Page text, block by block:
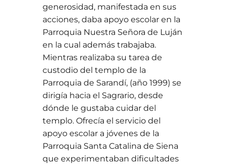
generosidad, manifestada en sus
acciones, daba apoyo escolar en la
Parroquia Nuestra Señora de Luján
en la cual además trabajaba.
Mientras realizaba su tarea de
custodio del templo de la
Parroquia de Sarandí, (año 1999) se
dirigía hacia el Sagrario, desde
dónde le gustaba cuidar del
templo. Ofrecía el servicio del
apoyo escolar a jóvenes de la
Parroquia Santa Catalina de Siena
que experimentaban dificultades